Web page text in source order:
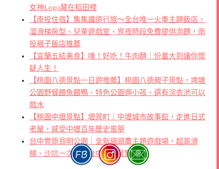
女神Logo藏在稻田裡
【南投住宿】集集鐵道行旅～全台唯一火車主題飯店，
溜滑梯房型、兒童遊戲室、宵夜時段免費提供泡麵，南
投親子飯店推薦
【宜蘭五結美食】噗！好吃！牛肉麵｜份量大到讓你懷
疑人生！
【桃園八德景點一日遊推薦】桃園八德親子景點，埤塘
公園野餐餵魚餵鴨、特色公園遛小孩、還有浣衣池可以
戲水
【桃園中壢景點】壢景町｜中壢城市故事館，走進日式
老屋，感受中壢百年歷史風華
台中豐原翁明公園｜全新貓頭鷹主題遊戲場，超高滑
梯、沙坑一次玩，台中親子景點